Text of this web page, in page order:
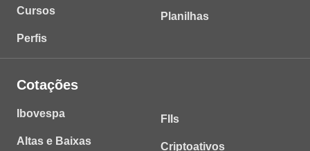
Cursos
Perfis
Planilhas
Cotações
Ibovespa
Altas e Baixas
FIIs
Criptoativos